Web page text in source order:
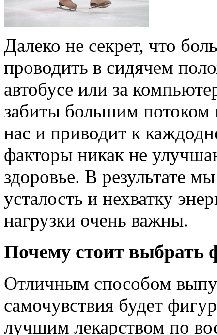
Далеко не секрет, что
проводить в сидячем
автобусе или за
забиты большим потоком
нас и приводит к
факторы никак не
здоровье. В результате
усталость и нехватку
нагрузки очень важны.
Почему стоит выбрать
Отличным способом
самочувствия будет
лучшим лекарством по